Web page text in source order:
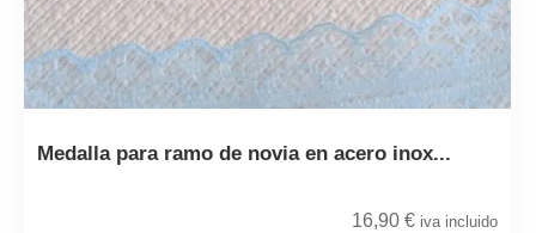
Medalla para ramo de novia en acero inox...
16,90 € iva incluido